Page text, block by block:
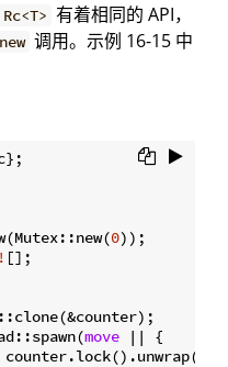
Rc<T> 有着相同的 API，
new 调用。示例 16-15 中
0));
[];
move || {
counter.lock().unwrap();